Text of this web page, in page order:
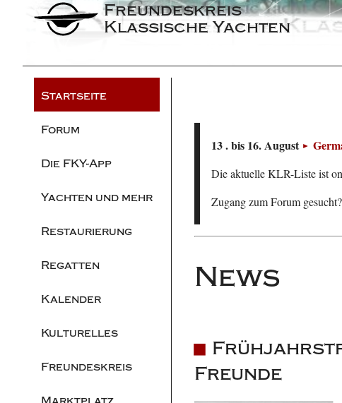
Freundeskreis
Klassische Yachten
Startseite
Forum
Die FKY-App
Yachten und mehr
Restaurierung
Regatten
Kalender
Kulturelles
Freundeskreis
13 . bis 16. August
Die aktuelle KLR-Liste ist
Zugang zum Forum gesucht?
News
Freunde